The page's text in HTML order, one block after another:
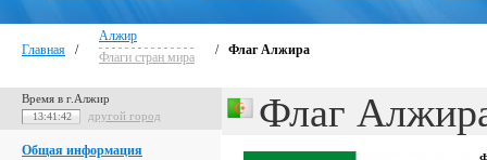
Главная /
Алжир
Флаги стран мира
/ Флаг Алжира
Время в г.Алжир
13:41:42 другой город
Общая информация
Флаг